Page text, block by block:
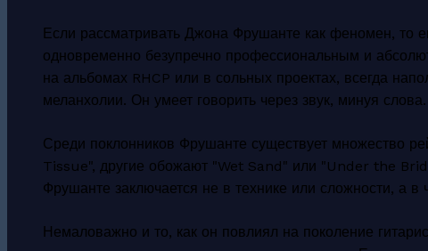
Если рассматривать Джона Фрушанте как феномен, то
одновременно безупречно профессиональным и
на альбомах RHCP или в сольных проектах, всегда
меланхолии. Он умеет говорить через звук, минуя слова.
Среди поклонников Фрушанте существует множество
Tissue", другие обожают "Wet Sand" или "Under the
Фрушанте заключается не в технике или сложности, а в
Немаловажно и то, как он повлиял на поколение